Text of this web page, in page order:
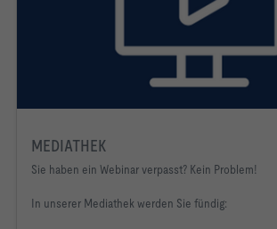
MEDIATHEK
Sie haben ein Webinar verpasst? Kein Problem!
In unserer Mediathek werden Sie fündig: